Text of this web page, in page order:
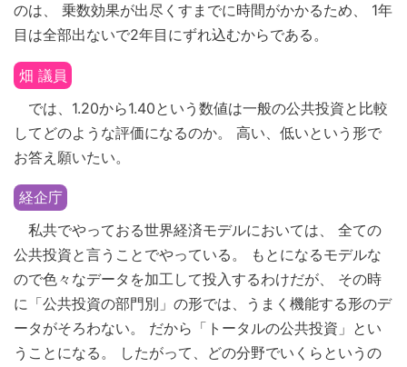
のは、 乗数効果が出尽くすまでに時間がかかるため、 1年
目は全部出ないで2年目にずれ込むからである。
畑 議員
では、1.20から1.40という数値は一般の公共投資と比較
してどのような評価になるのか。 高い、低いという形で
お答え願いたい。
経企庁
私共でやっておる世界経済モデルにおいては、 全ての
公共投資と言うことでやっている。 もとになるモデルな
ので色々なデータを加工して投入するわけだが、 その時
に「公共投資の部門別」の形では、うまく機能する形のデ
ータがそろわない。 だから「トータルの公共投資」とい
うことになる。 したがって、どの分野でいくらというの